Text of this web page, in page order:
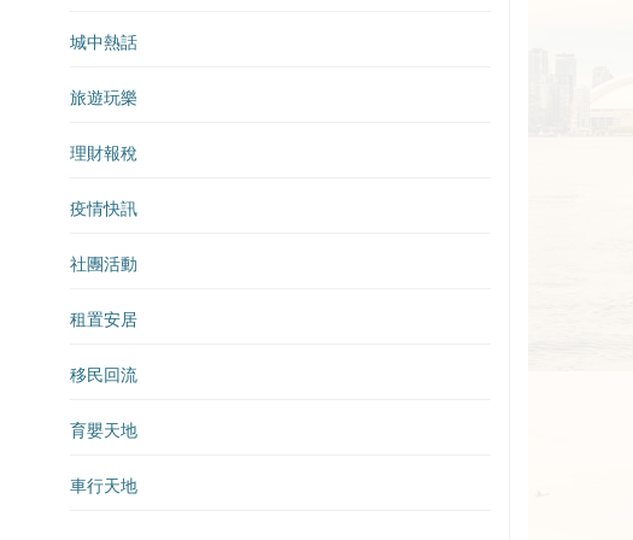
城中熱話
旅遊玩樂
理財報稅
疫情快訊
社團活動
租置安居
移民回流
育嬰天地
車行天地